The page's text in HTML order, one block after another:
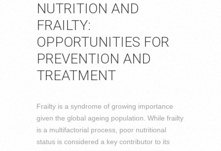
NUTRITION AND
FRAILTY:
OPPORTUNITIES FOR
PREVENTION AND
TREATMENT
Frailty is a syndrome of growing importance
given the global ageing population. While frailty
is a multifactorial process, poor nutritional
status is considered a key contributor to its